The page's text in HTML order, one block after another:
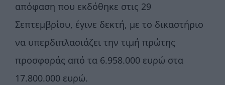
απόφαση που εκδόθηκε στις 29
Σεπτεμβρίου, έγινε δεκτή, με το δικαστήριο
να υπερδιπλασιάζει την τιμή πρώτης
προσφοράς από τα 6.958.000 ευρώ στα
17.800.000 ευρώ.